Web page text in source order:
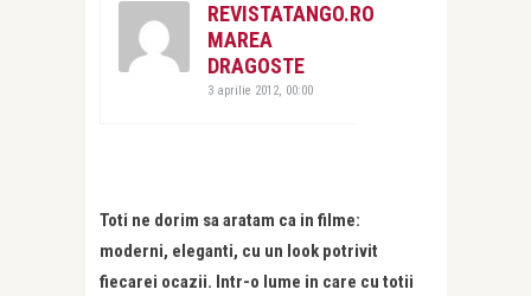
REVISTATANGO.RO
MAREA
DRAGOSTE
3 aprilie 2012, 00:00
Toti ne dorim sa aratam ca in filme:
moderni, eleganti, cu un look potrivit
fiecarei ocazii. Intr-o lume in care cu totii